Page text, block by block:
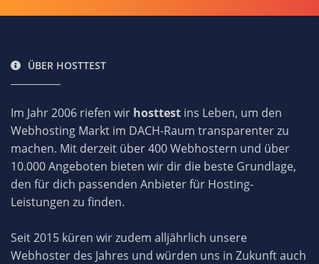
ÜBER HOSTTEST
Im Jahr 2006 riefen wir hosttest ins Leben, um den
Webhosting Markt im DACH-Raum transparenter zu
machen. Mit derzeit über 400 Webhostern und über
10.000 Angeboten bieten wir dir die beste Grundlage,
den für dich passenden Anbieter für Hosting-
Leistungen zu finden.
Seit 2015 küren wir zudem alljährlich unsere
Webhoster des Jahres und würden uns in Zukunft auch